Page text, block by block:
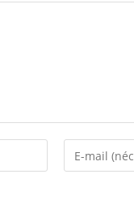
Enter
your